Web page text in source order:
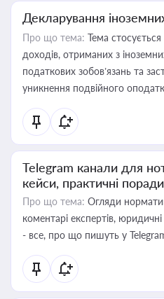
Декларування
Про що тема: Тема
доходів, отриманих з
податкових зобов’язань та
уникнення подвійного
Telegram канали для
кейси, практичні поради
Про що тема: Огляди
коментарі експертів,
- все, про що пишуть у